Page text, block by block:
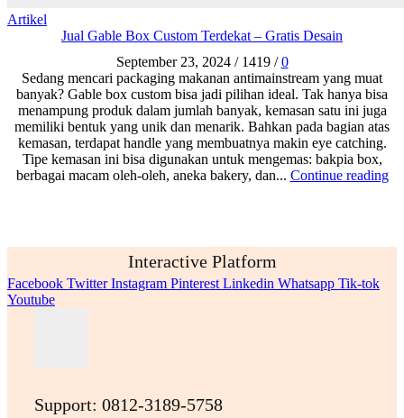
Artikel
Jual Gable Box Custom Terdekat – Gratis Desain
September 23, 2024 / 1419 / 0
Sedang mencari packaging makanan antimainstream yang muat
banyak? Gable box custom bisa jadi pilihan ideal. Tak hanya bisa
menampung produk dalam jumlah banyak, kemasan satu ini juga
memiliki bentuk yang unik dan menarik. Bahkan pada bagian atas
kemasan, terdapat handle yang membuatnya makin eye catching.
Tipe kemasan ini bisa digunakan untuk mengemas: bakpia box,
berbagai macam oleh-oleh, aneka bakery, dan... Continue reading
Interactive Platform
Facebook Twitter Instagram Pinterest Linkedin Whatsapp Tik-tok
Youtube
Support: 0812-3189-5758